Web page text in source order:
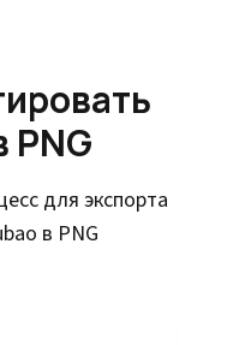
PNG
для экспорта
в PNG